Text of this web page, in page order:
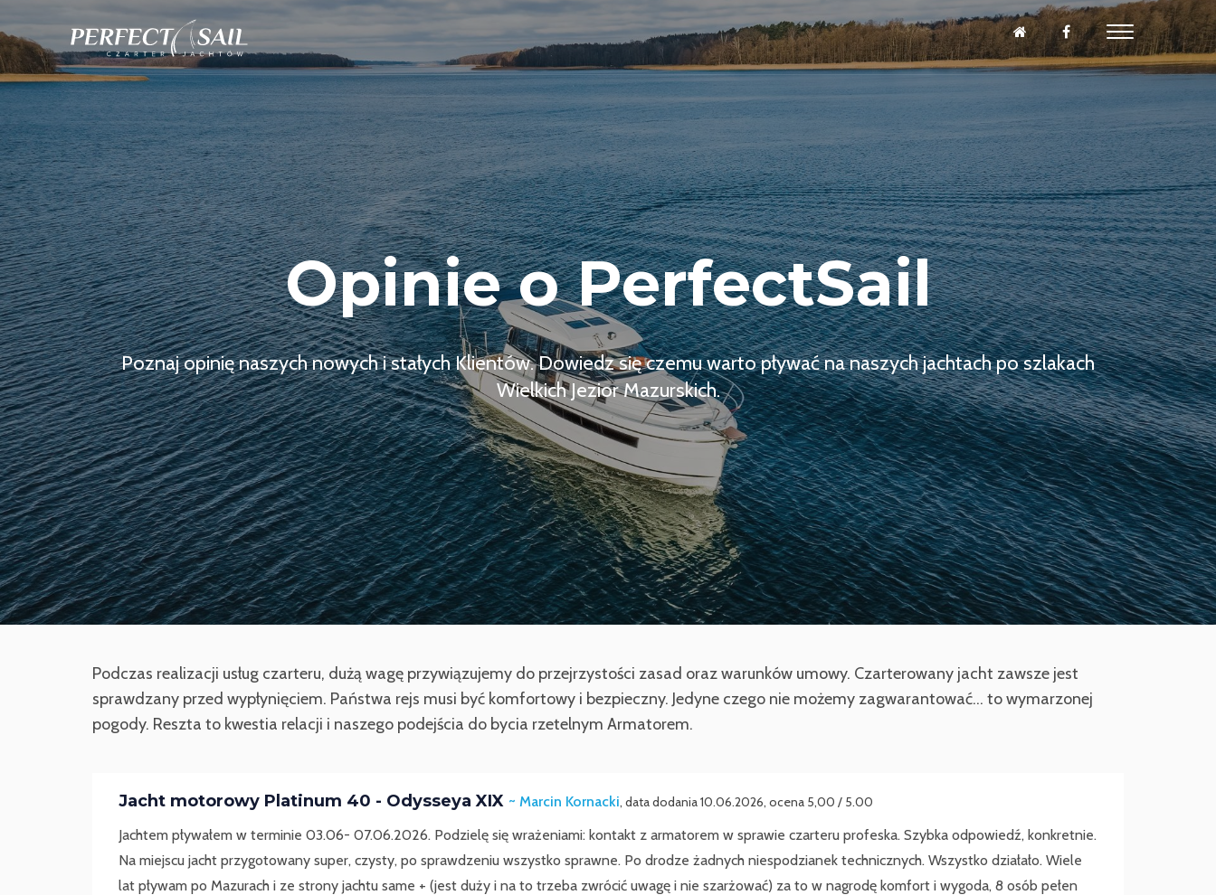
Opinie o PerfectSail
Poznaj opinię naszych nowych i stałych Klientów. Dowiedz się czemu warto pływać na naszych jachtach po szlakach
Wielkich Jezior Mazurskich.
Podczas realizacji usług czarteru, dużą wagę przywiązujemy do przejrzystości zasad oraz warunków umowy. Czarterowany jacht zawsze jest
sprawdzany przed wypłynięciem. Państwa rejs musi być komfortowy i bezpieczny. Jedyne czego nie możemy zagwarantować... to wymarzonej
pogody. Reszta to kwestia relacji i naszego podejścia do bycia rzetelnym Armatorem.
Jacht motorowy Platinum 40 - Odysseya XIX ~ Marcin Kornacki, data dodania 10.06.2026, ocena 5,00 / 5.00
Jachtem pływałem w terminie 03.06- 07.06.2026. Podzielę się wrażeniami: kontakt z armatorem w sprawie czarteru profeska. Szybka odpowiedź, konkretnie.
Na miejscu jacht przygotowany super, czysty, po sprawdzeniu wszystko sprawne. Po drodze żadnych niespodzianek technicznych. Wszystko działało. Wiele
lat pływam po Mazurach i ze strony jachtu same + (jest duży i na to trzeba zwrócić uwagę i nie szarżować) za to w nagrodę komfort i wygoda, 8 osób pełen